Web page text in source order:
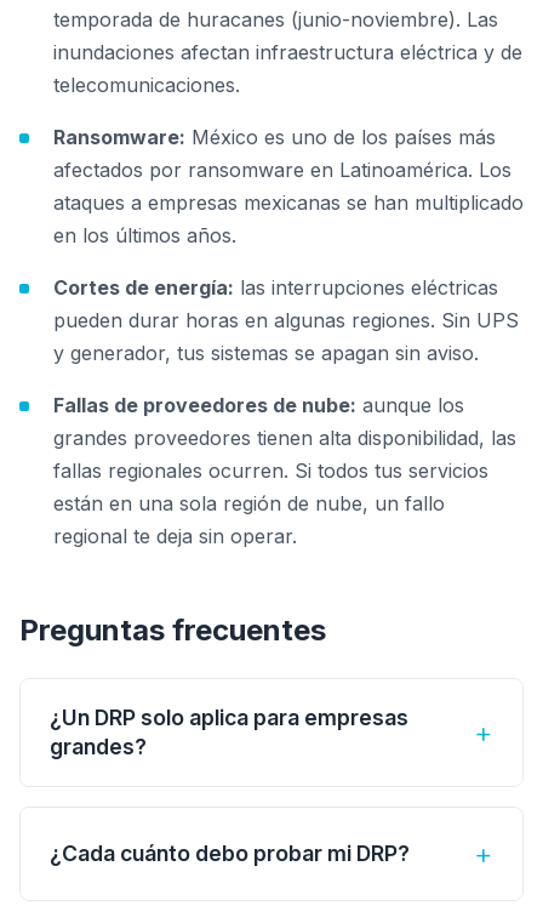
temporada de huracanes (junio-noviembre). Las
inundaciones afectan infraestructura eléctrica y de
telecomunicaciones.
Ransomware: México es uno de los países más
afectados por ransomware en Latinoamérica. Los
ataques a empresas mexicanas se han multiplicado
en los últimos años.
Cortes de energía: las interrupciones eléctricas
pueden durar horas en algunas regiones. Sin UPS
y generador, tus sistemas se apagan sin aviso.
Fallas de proveedores de nube: aunque los
grandes proveedores tienen alta disponibilidad, las
fallas regionales ocurren. Si todos tus servicios
están en una sola región de nube, un fallo
regional te deja sin operar.
Preguntas frecuentes
¿Un DRP solo aplica para empresas
grandes?
+
No. Cualquier empresa que dependa de
PyME puede tener un plan más sencillo, pero
¿Cada cuánto debo probar mi DRP? +